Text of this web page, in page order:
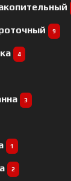
9
4
3
1
2